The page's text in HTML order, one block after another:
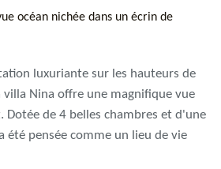
océan nichée dans un écrin de
luxuriante sur les hauteurs de
villa Nina offre une magnifique vue
Dotée de 4 belles chambres et d'une
été pensée comme un lieu de vie